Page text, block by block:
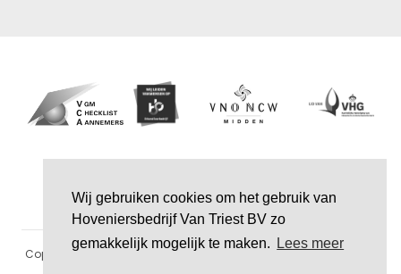
Wij gebruiken cookies om het gebruik van
Hoveniersbedrijf Van Triest BV zo
gemakkelijk mogelijk te maken.
Lees meer
Copyright © Hoveniersbedrijf van Triest BV | Geserveerd met